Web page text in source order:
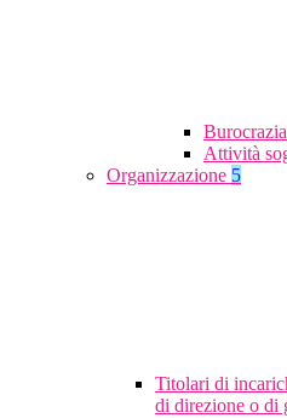
Attività
Organizzazione 5
Titolari di
di direzione o di